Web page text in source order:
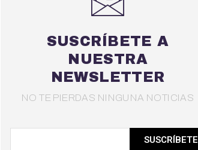
SUSCRÍBETE A
NUESTRA
NEWSLETTER
NO TE PIERDAS NINGUNA NOTICIAS
SUSCRÍBETE